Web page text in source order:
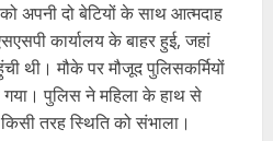
अपनी दो बेटियों के साथ आत्मदाह
कार्यालय के बाहर हुई, जहां
थी। मौके पर मौजूद पुलिसकर्मियों
पुलिस ने महिला के हाथ से
तरह स्थिति को संभाला।